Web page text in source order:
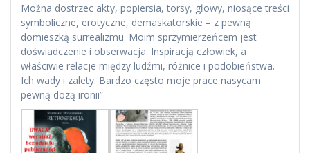
Można dostrzec akty, popiersia, torsy, głowy, niosące treści
symboliczne, erotyczne, demaskatorskie – z pewną
domieszką surrealizmu. Moim sprzymierzeńcem jest
doświadczenie i obserwacja. Inspiracją człowiek, a
właściwie relacje między ludźmi, różnice i podobieństwa.
Ich wady i zalety. Bardzo często moje prace nasycam
pewną dozą ironii”